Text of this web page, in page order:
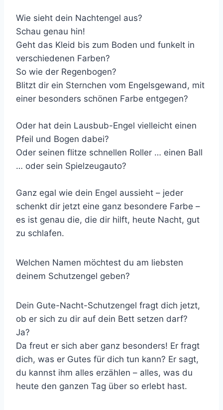
Wie sieht dein Nachtengel aus?
Schau genau hin!
Geht das Kleid bis zum Boden und funkelt in
verschiedenen Farben?
So wie der Regenbogen?
Blitzt dir ein Sternchen vom Engelsgewand, mit
einer besonders schönen Farbe entgegen?
Oder hat dein Lausbub-Engel vielleicht einen
Pfeil und Bogen dabei?
Oder seinen flitze schnellen Roller … einen Ball
… oder sein Spielzeugauto?
Ganz egal wie dein Engel aussieht – jeder
schenkt dir jetzt eine ganz besondere Farbe –
es ist genau die, die dir hilft, heute Nacht, gut
zu schlafen.
Welchen Namen möchtest du am liebsten
deinem Schutzengel geben?
Dein Gute-Nacht-Schutzengel fragt dich jetzt,
ob er sich zu dir auf dein Bett setzen darf?
Ja?
Da freut er sich aber ganz besonders! Er fragt
dich, was er Gutes für dich tun kann? Er sagt,
du kannst ihm alles erzählen – alles, was du
heute den ganzen Tag über so erlebt hast.